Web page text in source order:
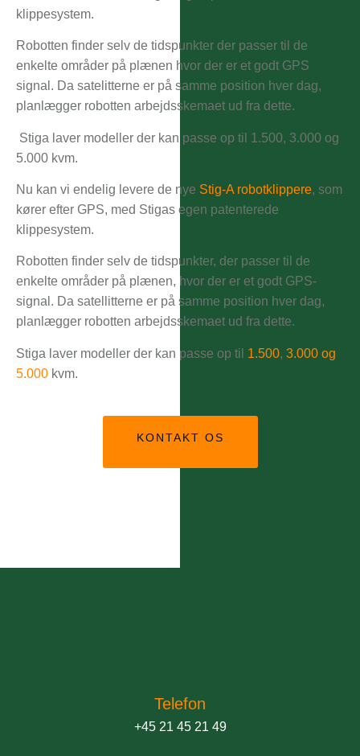
klippesystem.
Robotten finder selv de tidspunkter der passer til de
enkelte områder på plænen hvor der er et godt GPS
signal. Da satelitterne er på samme position hver dag,
planlægger robotten arbejdsskemaet ud fra dette.
Stiga laver modeller der kan passe op til 1.500, 3.000 og
5.000 kvm.
Nu kan vi endelig levere de nye Stig-A robotklippere, som
kører efter GPS, med Stigas egen patenterede
klippesystem.
Robotten finder selv de tidspunkter, der passer til de
enkelte områder på plænen, hvor der er et godt GPS-
signal. Da satellitterne er på samme position hver dag,
planlægger robotten arbejdsskemaet ud fra dette.
Stiga laver modeller der kan passe op til 1.500, 3.000 og
5.000 kvm.
KONTAKT OS
Telefon
+45 21 45 21 49